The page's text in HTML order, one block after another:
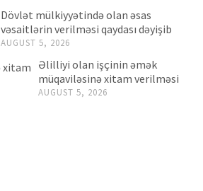
Dövlət mülkiyyətində olan əsas
vəsaitlərin verilməsi qaydası dəyişib
AUGUST 5, 2026
Əlilliyi olan işçinin əmək
müqaviləsinə xitam verilməsi
AUGUST 5, 2026